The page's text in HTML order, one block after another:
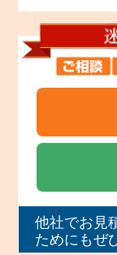
他社でお見
ためにもぜ